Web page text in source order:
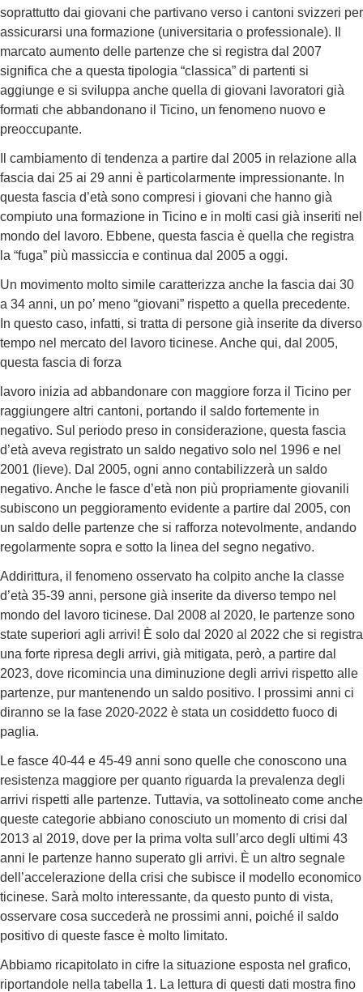
soprattutto dai giovani che partivano verso i cantoni svizzeri per
assicurarsi una formazione (universitaria o professionale). Il
marcato aumento delle partenze che si registra dal 2007
significa che a questa tipologia “classica” di partenti si
aggiunge e si sviluppa anche quella di giovani lavoratori già
formati che abbandonano il Ticino, un fenomeno nuovo e
preoccupante.
Il cambiamento di tendenza a partire dal 2005 in relazione alla
fascia dai 25 ai 29 anni è particolarmente impressionante. In
questa fascia d’età sono compresi i giovani che hanno già
compiuto una formazione in Ticino e in molti casi già inseriti nel
mondo del lavoro. Ebbene, questa fascia è quella che registra
la “fuga” più massiccia e continua dal 2005 a oggi.
Un movimento molto simile caratterizza anche la fascia dai 30
a 34 anni, un po’ meno “giovani” rispetto a quella precedente.
In questo caso, infatti, si tratta di persone già inserite da diverso
tempo nel mercato del lavoro ticinese. Anche qui, dal 2005,
questa fascia di forza
lavoro inizia ad abbandonare con maggiore forza il Ticino per
raggiungere altri cantoni, portando il saldo fortemente in
negativo. Sul periodo preso in considerazione, questa fascia
d’età aveva registrato un saldo negativo solo nel 1996 e nel
2001 (lieve). Dal 2005, ogni anno contabilizzerà un saldo
negativo. Anche le fasce d’età non più propriamente giovanili
subiscono un peggioramento evidente a partire dal 2005, con
un saldo delle partenze che si rafforza notevolmente, andando
regolarmente sopra e sotto la linea del segno negativo.
Addirittura, il fenomeno osservato ha colpito anche la classe
d’età 35-39 anni, persone già inserite da diverso tempo nel
mondo del lavoro ticinese. Dal 2008 al 2020, le partenze sono
state superiori agli arrivi! È solo dal 2020 al 2022 che si registra
una forte ripresa degli arrivi, già mitigata, però, a partire dal
2023, dove ricomincia una diminuzione degli arrivi rispetto alle
partenze, pur mantenendo un saldo positivo. I prossimi anni ci
diranno se la fase 2020-2022 è stata un cosiddetto fuoco di
paglia.
Le fasce 40-44 e 45-49 anni sono quelle che conoscono una
resistenza maggiore per quanto riguarda la prevalenza degli
arrivi rispetti alle partenze. Tuttavia, va sottolineato come anche
queste categorie abbiano conosciuto un momento di crisi dal
2013 al 2019, dove per la prima volta sull’arco degli ultimi 43
anni le partenze hanno superato gli arrivi. È un altro segnale
dell’accelerazione della crisi che subisce il modello economico
ticinese. Sarà molto interessante, da questo punto di vista,
osservare cosa succederà ne prossimi anni, poiché il saldo
positivo di queste fasce è molto limitato.
Abbiamo ricapitolato in cifre la situazione esposta nel grafico,
riportandole nella tabella 1. La lettura di questi dati mostra fino